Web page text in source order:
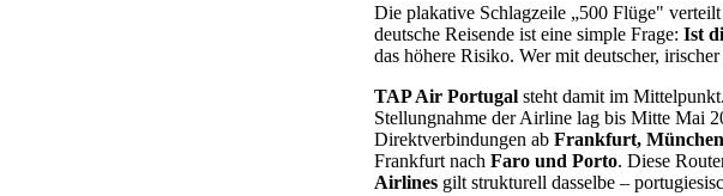
Die plakative Schlagzeile „500 Flüge"
deutsche Reisende ist eine simple Frage: Ist
das höhere Risiko. Wer mit deutscher,
TAP Air Portugal steht damit im
Stellungnahme der Airline lag bis Mitte Mai
Direktverbindungen ab Frankfurt,
Frankfurt nach Faro und Porto. Diese
Airlines gilt strukturell dasselbe –